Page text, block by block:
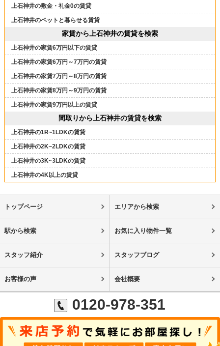
上石神井の敷金・礼金0の賃貸
上石神井のペットと暮らせる賃貸
家賃から上石神井の賃貸を検索
上石神井の家賃6万円以下の賃貸
上石神井の家賃6万円～7万円の賃貸
上石神井の家賃7万円～8万円の賃貸
上石神井の家賃8万円～9万円の賃貸
上石神井の家賃9万円以上の賃貸
間取りから上石神井の賃貸を検索
上石神井の1R~1LDKの賃貸
上石神井の2K~2LDKの賃貸
上石神井の3K~3LDKの賃貸
上石神井の4K以上の賃貸
トップページ エリアから検索
駅から検索 お気に入り物件一覧
スタッフ紹介 スタッフブログ
お客様の声 会社概要
0120-978-351